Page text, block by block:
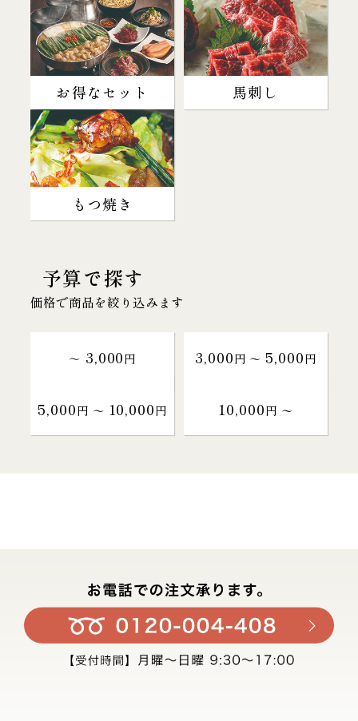
お得なセット 馬刺し
もつ焼き
予算で探す
価格で商品を絞り込みます
～ 3,000円 3,000円 〜 5,000円
5,000円 〜 10,000円 10,000円 〜